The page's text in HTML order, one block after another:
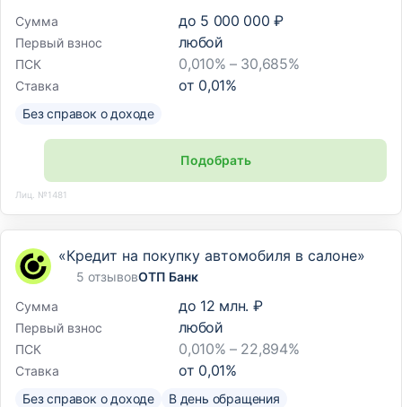
Сумма
до 5 000 000 ₽
Первый взнос любой
ПСК 0,010% – 30,685%
Ставка от 0,01%
Без справок о доходе
Подобрать
Лиц. №1481
«Кредит на покупку автомобиля в салоне»
5 отзывовОТП Банк
Сумма
до 12 млн. ₽
Первый взнос любой
ПСК 0,010% – 22,894%
Ставка от 0,01%
Без справок о доходе В день обращения